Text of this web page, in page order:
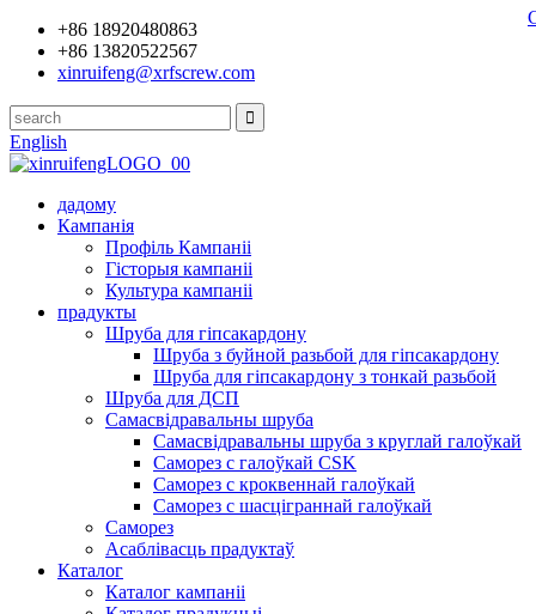
+86 18920480863
+86 13820522567
xinruifeng@xrfscrew.com
English
дадому
Кампанія
Профіль Кампаніі
Гісторыя кампаніі
Культура кампаніі
прадукты
Шруба для гіпсакардону
Шруба з буйной разьбой для гіпсакардону
Шруба для гіпсакардону з тонкай разьбой
Шруба для ДСП
Самасвідравальны шруба
Самасвідравальны шруба з круглай галоўкай
Саморез с галоўкай CSK
Саморез с кроквеннай галоўкай
Саморез с шасціграннай галоўкай
Саморез
Асаблівасць прадуктаў
Каталог
Каталог кампаніі